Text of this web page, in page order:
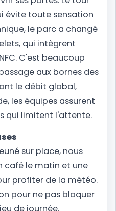
évite toute sensation
le parc a changé
qui intègrent
C'est beaucoup
aux bornes des
le débit global,
les équipes assurent
qui limitent l'attente.
sur place, nous
café le matin et une
profiter de la météo.
pour ne pas bloquer